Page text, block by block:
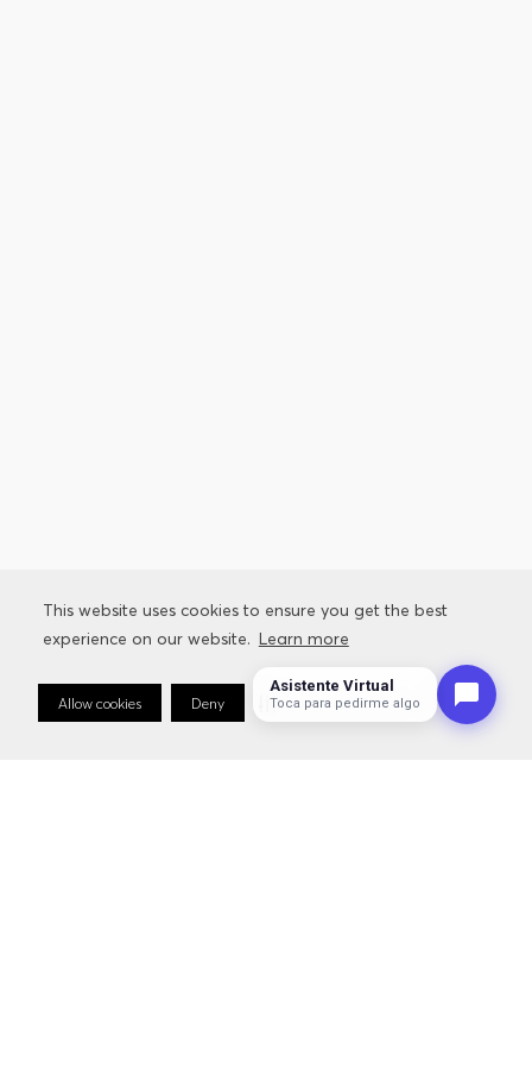
This website uses cookies to ensure you get the best
experience on our website. Learn more
Allow cookies Deny Cookie Preferences
Asistente Virtual
Toca para pedirme algo